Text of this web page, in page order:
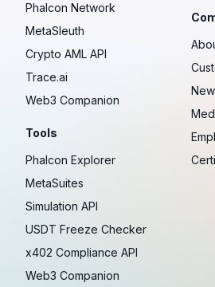
Phalcon Network
MetaSleuth
Crypto AML API
Trace.ai
Web3 Companion
Tools
Phalcon Explorer
MetaSuites
Simulation API
USDT Freeze Checker
x402 Compliance API
Web3 Companion